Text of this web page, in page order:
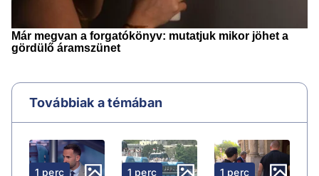
Továbbiak a témában
1 perc 1 perc 1 perc